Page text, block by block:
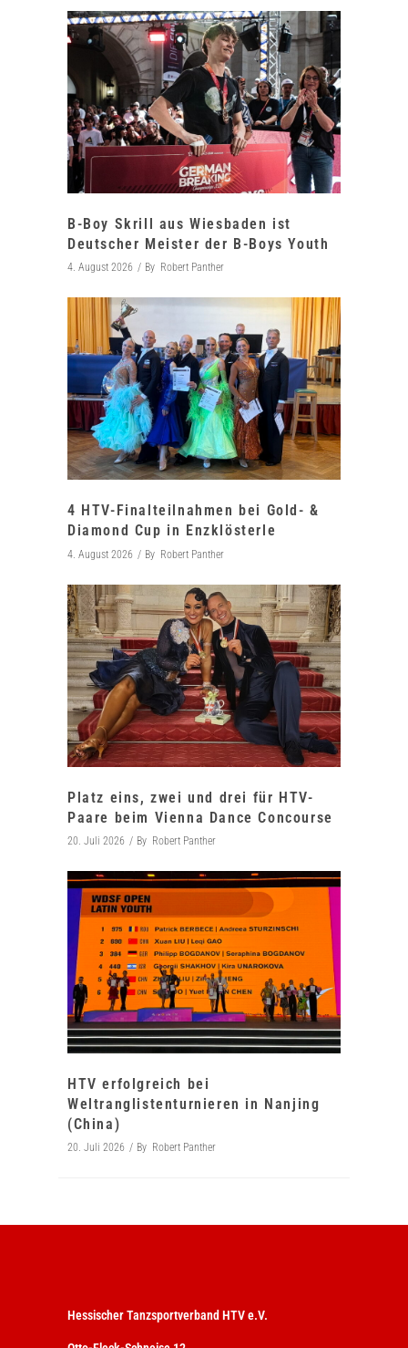
B-Boy Skrill aus Wiesbaden ist
Deutscher Meister der B-Boys Youth
4. August 2026 By Robert Panther
4 HTV-Finalteilnahmen bei Gold- &
Diamond Cup in Enzklösterle
4. August 2026 By Robert Panther
Platz eins, zwei und drei für HTV-
Paare beim Vienna Dance Concourse
20. Juli 2026 By Robert Panther
HTV erfolgreich bei
Weltranglistenturnieren in Nanjing
(China)
20. Juli 2026 By Robert Panther
Hessischer Tanzsportverband HTV e.V.